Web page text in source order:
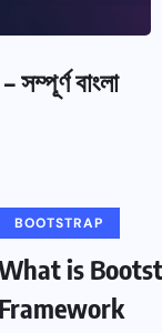
বাংলা
BOOTSTRAP
is
Framework